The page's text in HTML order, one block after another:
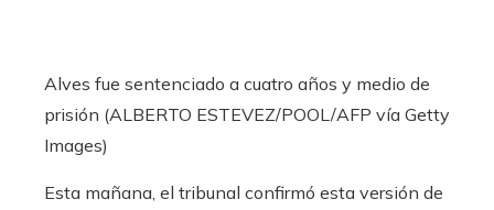
Alves fue sentenciado a cuatro años y medio de
prisión (ALBERTO ESTEVEZ/POOL/AFP vía Getty
Images)
Esta mañana, el tribunal confirmó esta versión de